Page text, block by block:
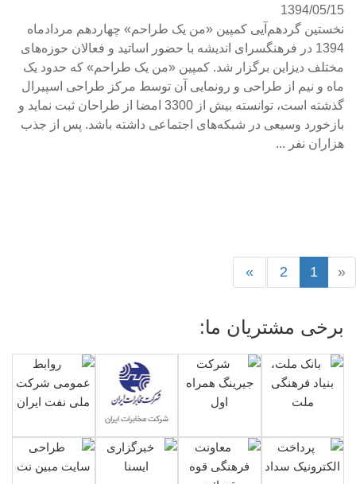
1394/05/15
نخستین گردهم‌آیی کمپین «من یک طراحم» چهاردهم مردادماه
1394 در فرهنگسرای اندیشه با حضور اساتید و فعالان حوزه‌های
مختلف دیزاین برگزار شد. کمپین «من یک طراحم» که حدود یک
ماه و نیم از طراحی و رونمایی آن توسط مرکز طراحی اسپیرال
گذشته است، توانسته بیش از 3300 امضا از طراحان ثبت نماید و
بازخورد وسیعی در شبکه‌های اجتماعی داشته باشد. پس از جذب
هزاران نفر ...
«
1
2
»
برخی مشتریان ما: